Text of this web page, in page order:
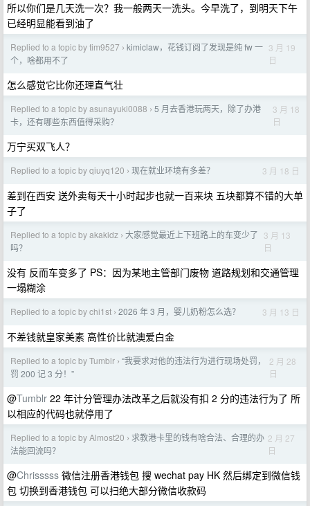
所以你们是几天洗一次？我一般两天一洗头。今早洗了，到明天下午
已经明显能看到油了
Replied to a topic by tim9527 › kimiclaw，花钱订阅了发现是纯 fw 一
个，啥都用不了
3 月 19
日
怎么感觉它比你还理直气壮
Replied to a topic by asunayuki0088 › 5 月去香港玩两天，除了办港
卡，还有哪些东西值得采购？
3 月 18
日
万宁买双飞人？
Replied to a topic by qiuyq120 › 现在就业环境有多差？ 3 月 18 日
差到在西安 送外卖每天十小时起步也就一百来块 五块都算不错的大单
子了
Replied to a topic by akakidz › 大家感觉最近上下班路上的车变少了
吗？
3 月 13
日
没有 反而车变多了 PS：因为某地主管部门废物 道路规划和交通管理
一塌糊涂
Replied to a topic by chi1st › 2026 年 3 月，婴儿奶粉怎么选？ 3 月 13 日
不差钱就皇家美素 高性价比就澳爱白金
Replied to a topic by Tumblr › “我要求对他的违法行为进行现场处罚，
罚 200 记 3 分！”
2 月 28
日
@Tumblr 22 年计分管理办法改革之后就没有扣 2 分的违法行为了 所
以相应的代码也就停用了
Replied to a topic by Almost20 › 求教港卡里的钱有啥合法、合理的办
法能回流吗？
2 月 27
日
@Chrisssss 微信注册香港钱包 搜 wechat pay HK 然后绑定到微信钱
包 切换到香港钱包 可以扫绝大部分微信收款码